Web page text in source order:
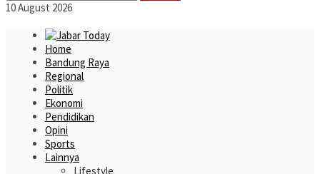
10 August 2026
Home
Bandung Raya
Regional
Politik
Ekonomi
Pendidikan
Opini
Sports
Lainnya
Lifestyle